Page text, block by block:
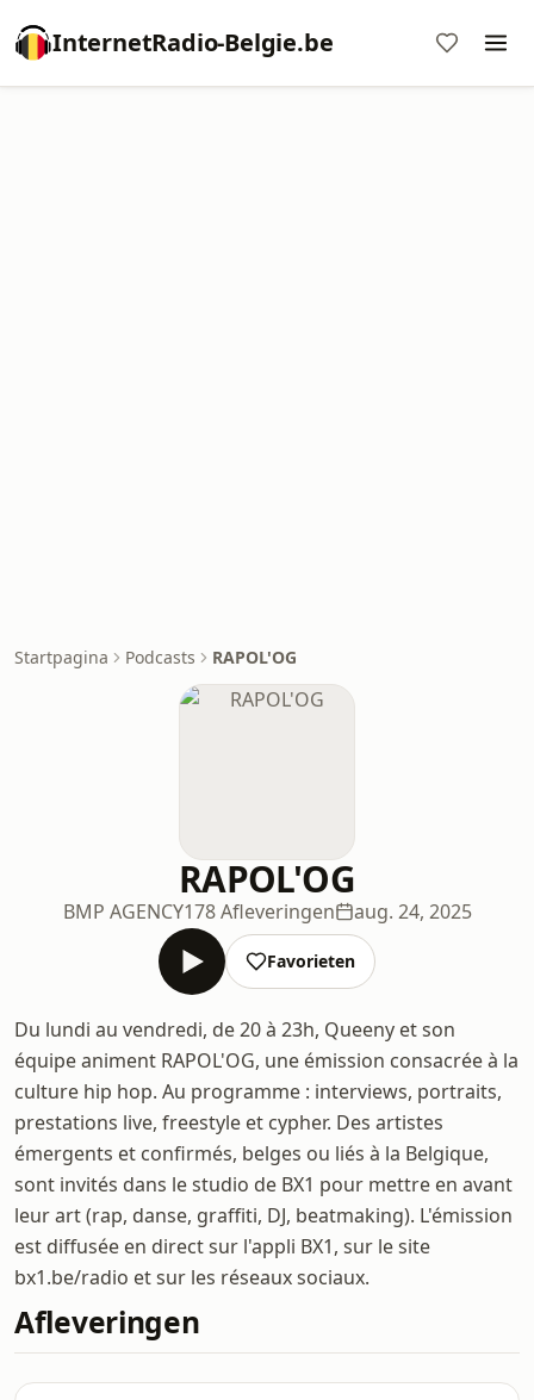
InternetRadio-Belgie.be
Startpagina Podcasts RAPOL'OG
RAPOL'OG
BMP AGENCY178 Afleveringen aug. 24, 2025
Favorieten
Du lundi au vendredi, de 20 à 23h, Queeny et son
équipe animent RAPOL'OG, une émission consacrée à la
culture hip hop. Au programme : interviews, portraits,
prestations live, freestyle et cypher. Des artistes
émergents et confirmés, belges ou liés à la Belgique,
sont invités dans le studio de BX1 pour mettre en avant
leur art (rap, danse, graffiti, DJ, beatmaking). L'émission
est diffusée en direct sur l'appli BX1, sur le site
bx1.be/radio et sur les réseaux sociaux.
Afleveringen